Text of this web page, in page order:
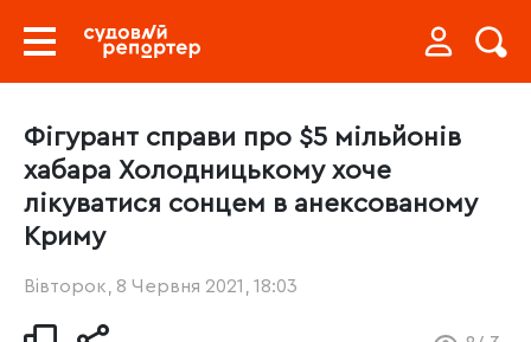
Фігурант справи про $5 мільйонів
хабара Холодницькому хоче
лікуватися сонцем в анексованому
Криму
Вівторок, 8 Червня 2021, 18:03